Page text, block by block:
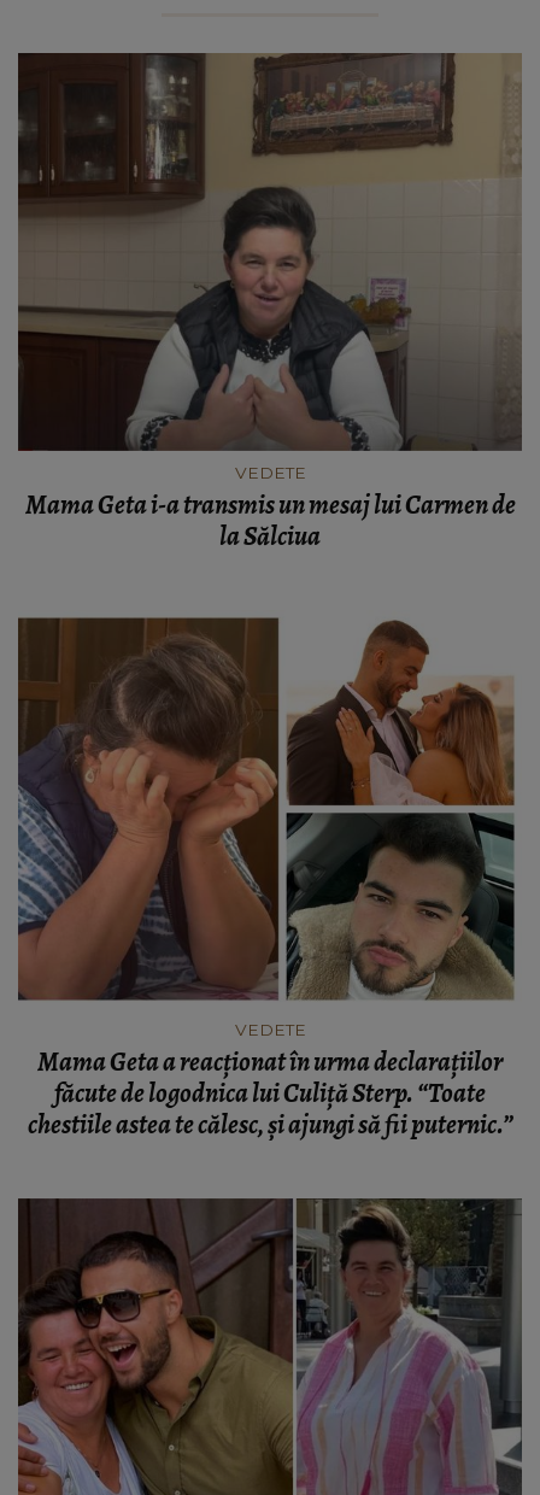
VEDETE
Mama Geta i-a transmis un mesaj lui Carmen de
la Sălciua
VEDETE
Mama Geta a reacționat în urma declarațiilor
făcute de logodnica lui Culiță Sterp. “Toate
chestiile astea te călesc, și ajungi să fii puternic.”